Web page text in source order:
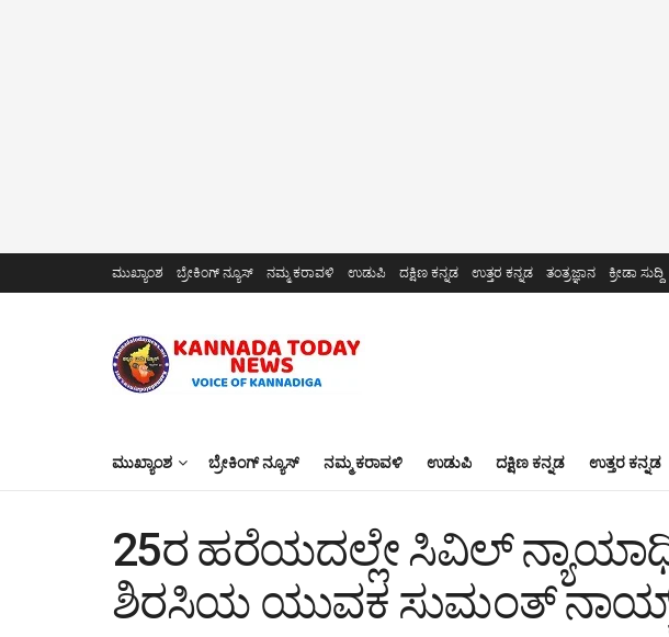
ಮುಖ್ಯಾಂಶ ಬ್ರೇಕಿಂಗ್ ನ್ಯೂಸ್ ನಮ್ಮ ಕರಾವಳಿ ಉಡುಪಿ ದಕ್ಷಿಣ ಕನ್ನಡ ಉತ್ತರ ಕನ್ನಡ ತಂತ್ರಜ್ಞಾನ ಕ್ರೀಡಾ ಸುದ್ದಿ
ಮುಖ್ಯಾಂಶ ಬ್ರೇಕಿಂಗ್ ನ್ಯೂಸ್ ನಮ್ಮ ಕರಾವಳಿ ಉಡುಪಿ ದಕ್ಷಿಣ ಕನ್ನಡ ಉತ್ತರ ಕನ್ನಡ
25ರ ಹರೆಯದಲ್ಲೇ ಸಿವಿಲ್
ಶಿರಸಿಯ ಯುವಕ ಸುಮಂತ್